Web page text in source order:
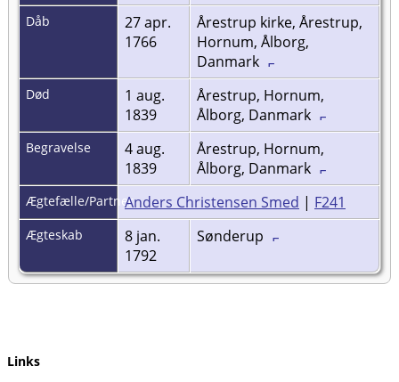
Dåb
27 apr.
1766
Årestrup kirke, Årestrup,
Hornum, Ålborg,
Danmark
Død
1 aug.
1839
Årestrup, Hornum,
Ålborg, Danmark
Begravelse
4 aug.
1839
Årestrup, Hornum,
Ålborg, Danmark
Ægtefælle/PartnerAnders Christensen Smed | F241
Ægteskab
8 jan.
1792
Sønderup
Links